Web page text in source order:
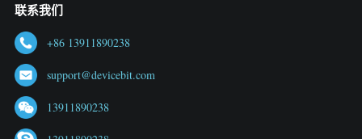
联系我们
+86 13911890238
support@devicebit.com
13911890238